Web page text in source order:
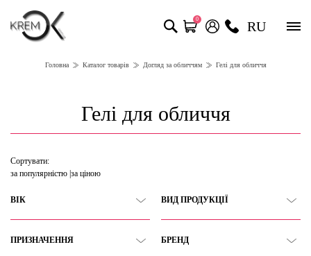
0 RU
Головна Каталог товарів Догляд за обличчям Гелі для обличчя
Гелі для обличчя
Сортувати:
за популярністю за ціною
ВІК ВИД ПРОДУКЦІЇ
ПРИЗНАЧЕННЯ БРЕНД